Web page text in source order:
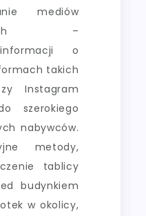
mediów
–
o
takich
Instagram
szerokiego
nabywców.
metody,
tablicy
budynkiem
w okolicy,